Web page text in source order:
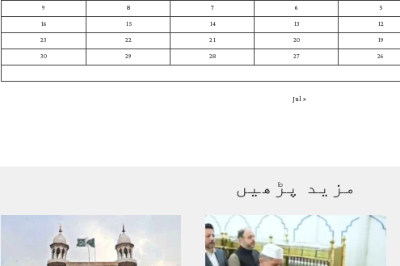
5
6
7
8
9
12
13
14
15
16
19
20
21
22
23
26
27
28
29
30
« Jul
مزید پڑھیں